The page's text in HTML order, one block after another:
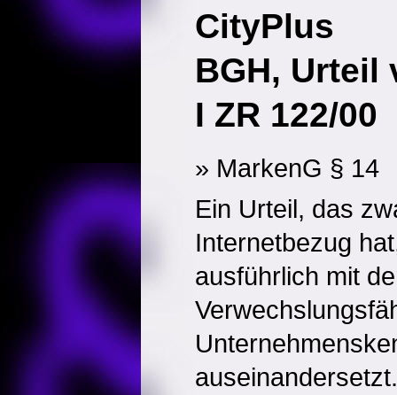
CityPlus
BGH, Urteil
I ZR 122/00
» MarkenG § 14
Ein Urteil, das
Internetbezug
ausführlich mit
auseinandersetzt.